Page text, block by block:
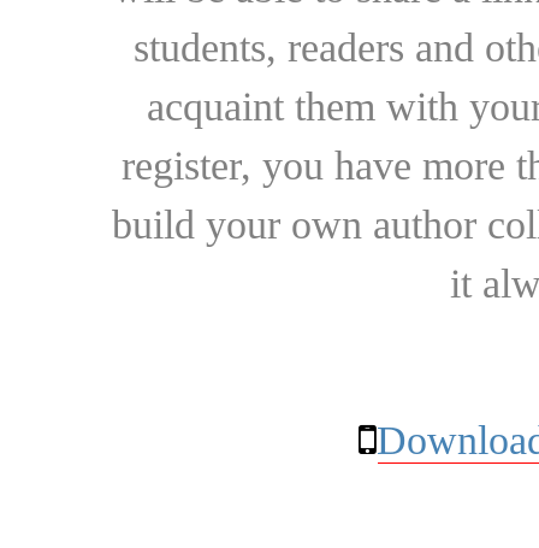
students, readers and
acquaint them with
register, you have more
build your own author
it